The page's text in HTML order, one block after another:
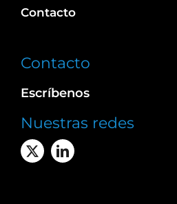
Contacto
Contacto
Escríbenos
Nuestras redes